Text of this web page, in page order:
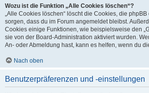
Wozu ist die Funktion „Alle Cookies löschen“?
„Alle Cookies löschen“ löscht die Cookies, die
sorgen, dass du im Forum angemeldet bleibst.
Cookies einige Funktionen, wie beispielsweise den
sie von der Board-Administration aktiviert wurden.
An- oder Abmeldung hast, kann es helfen, wenn du
Nach oben
Benutzerpräferenzen und -einstellungen